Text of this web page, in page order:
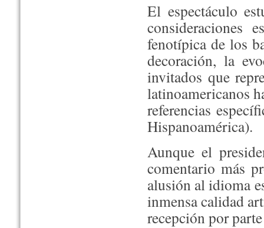
El espectáculo
consideraciones
fenotípica de los
decoración, la
invitados que
latinoamericanos
referencias
Hispanoamérica).
Aunque el
comentario más
alusión al idioma
inmensa calidad
recepción por